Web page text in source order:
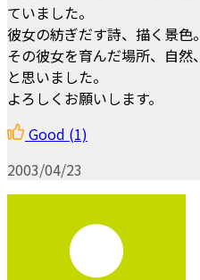
ていました。
彼女の紡ぎだす詩、描く景色
その彼女を育んだ場所、自
と思いました。
よろしくお願いします。
Good (1)
2003/04/23